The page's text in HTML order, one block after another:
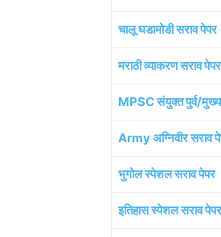
चालू घडामोडी सराव पेपर
मराठी व्याकरण सराव पेपर
MPSC संयुक्त पुर्व/मुख्य
Army अग्निवीर सराव
भुगोल स्पेशल सराव पेपर
इतिहास स्पेशल सराव पेपर